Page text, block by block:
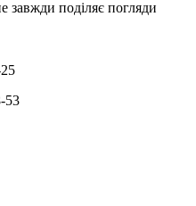
завжди поділяє погляди
53